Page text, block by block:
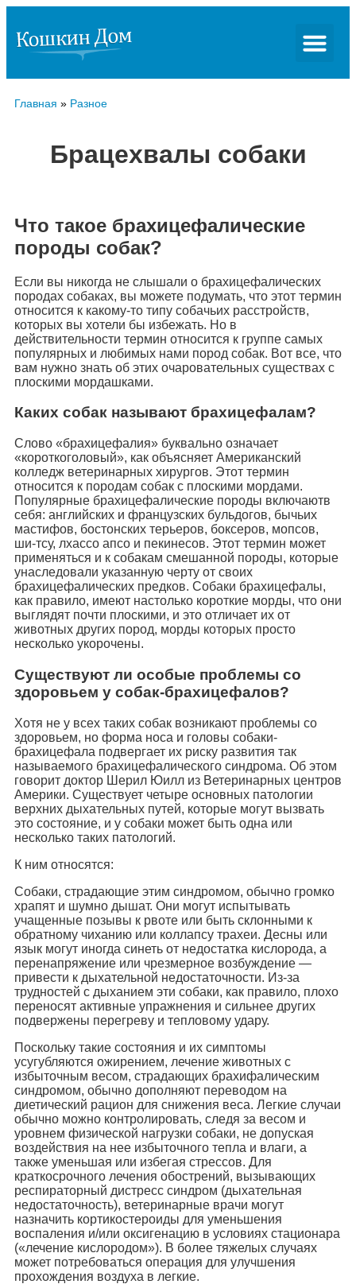
Главная » Разное
Брацехвалы собаки
Что такое брахицефалические
породы собак?
Если вы никогда не слышали о брахицефалических
породах собаках, вы можете подумать, что этот термин
относится к какому-то типу собачьих расстройств,
которых вы хотели бы избежать. Но в
действительности термин относится к группе самых
популярных и любимых нами пород собак. Вот все, что
вам нужно знать об этих очаровательных существах с
плоскими мордашками.
Каких собак называют брахицефалам?
Слово «брахицефалия» буквально означает
«короткоголовый», как объясняет Американский
колледж ветеринарных хирургов. Этот термин
относится к породам собак с плоскими мордами.
Популярные брахицефалические породы включаютв
себя: английских и французских бульдогов, бычьих
мастифов, бостонских терьеров, боксеров, мопсов,
ши-тсу, лхассо апсо и пекинесов. Этот термин может
применяться и к собакам смешанной породы, которые
унаследовали указанную черту от своих
брахицефалических предков. Собаки брахицефалы,
как правило, имеют настолько короткие морды, что они
выглядят почти плоскими, и это отличает их от
животных других пород, морды которых просто
несколько укорочены.
Существуют ли особые проблемы со
здоровьем у собак-брахицефалов?
Хотя не у всех таких собак возникают проблемы со
здоровьем, но форма носа и головы собаки-
брахицефала подвергает их риску развития так
называемого брахицефалического синдрома. Об этом
говорит доктор Шерил Юилл из Ветеринарных центров
Америки. Существует четыре основных патологии
верхних дыхательных путей, которые могут вызвать
это состояние, и у собаки может быть одна или
несколько таких патологий.
К ним относятся:
Собаки, страдающие этим синдромом, обычно громко
храпят и шумно дышат. Они могут испытывать
учащенные позывы к рвоте или быть склонными к
обратному чиханию или коллапсу трахеи. Десны или
язык могут иногда синеть от недостатка кислорода, а
перенапряжение или чрезмерное возбуждение —
привести к дыхательной недостаточности. Из-за
трудностей с дыханием эти собаки, как правило, плохо
переносят активные упражнения и сильнее других
подвержены перегреву и тепловому удару.
Поскольку такие состояния и их симптомы
усугубляются ожирением, лечение животных с
избыточным весом, страдающих брахифалическим
синдромом, обычно дополняют переводом на
диетический рацион для снижения веса. Легкие случаи
обычно можно контролировать, следя за весом и
уровнем физической нагрузки собаки, не допуская
воздействия на нее избыточного тепла и влаги, а
также уменьшая или избегая стрессов. Для
краткосрочного лечения обострений, вызывающих
респираторный дистресс синдром (дыхательная
недостаточность), ветеринарные врачи могут
назначить кортикостероиды для уменьшения
воспаления и/или оксигенацию в условиях стационара
(«лечение кислородом»). В более тяжелых случаях
может потребоваться операция для улучшения
прохождения воздуха в легкие.